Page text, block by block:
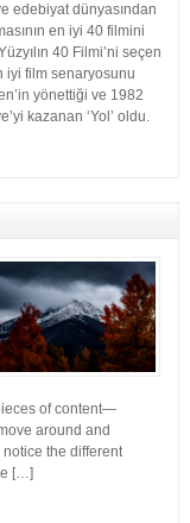
edebiyat dünyasından
en iyi 40 filmini
40 Filmi’ni seçen
iyi film senaryosunu
yönettiği ve 1982
kazanan ‘Yol’ oldu.
of content—
around and
the different
[…]